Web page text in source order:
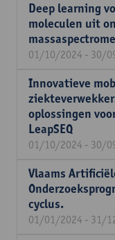
Deep learning
moleculen uit
01/10/2024 - 30/
Innovatieve
oplossingen
LeapSEQ
01/10/2024 - 30/
Vlaams
cyclus.
01/01/2024 - 31/